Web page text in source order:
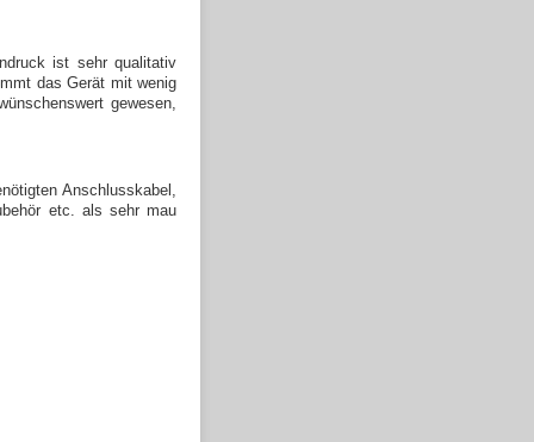
ist sehr qualitativ
das Gerät mit wenig
gewesen,
Anschlusskabel,
etc. als sehr mau